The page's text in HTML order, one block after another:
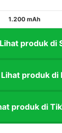
1.200 mAh
Lihat produk di
Lihat produk di
produk di